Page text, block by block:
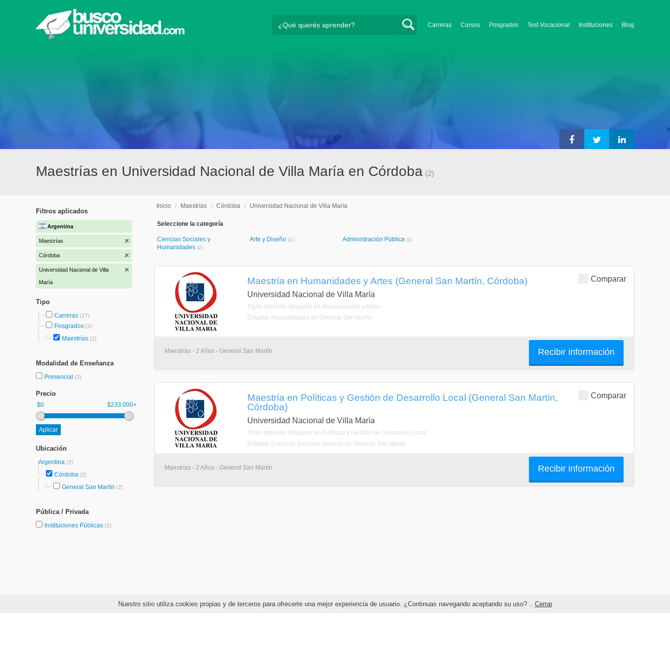
Nuestro sitio utiliza cookies propias y de terceros para ofrecerte una mejor experiencia de usuario. ¿Continuas navegando aceptando su uso? .. Cerrar
Carreras Cursos Posgrados Test Vocacional Instituciones Blog
Maestrías en Universidad Nacional de Villa María en Córdoba (2)
Filtros aplicados
Argentina
Maestrías
Córdoba
Universidad Nacional de Villa
María
Tipo
Carreras (27)
Posgrados (2)
Maestrías (2)
Modalidad de Enseñanza
Presencial (2)
Precio
$0 $233.000+
Ubicación
Argentina (2)
Córdoba (2)
General San Martín (2)
Pública / Privada
Instituciones Públicas (2)
Inicio / Maestrías / Córdoba / Universidad Nacional de Villa María
Seleccione la categoría
Ciencias Sociales y
Humanidades (2)
Arte y Diseño (1) Administración Pública (1)
Comparar
Maestría en Humanidades y Artes (General San Martín, Córdoba)
Universidad Nacional de Villa María
Título ofrecido: Magíster en Humanidades y Artes.
Estudiar Humanidades en General San Martín
Maestrías - 2 Años - General San Martín Recibir información
Comparar
Maestría en Políticas y Gestión de Desarrollo Local (General San Martín,
Córdoba)
Universidad Nacional de Villa María
Título ofrecido: Magister en Políticas y Gestión de Desarrollo Local.
Estudiar Ciencias Sociales General en General San Martín
Maestrías - 2 Años - General San Martín Recibir información